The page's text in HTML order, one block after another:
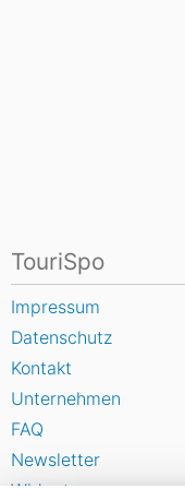
TouriSpo
Impressum
Datenschutz
Kontakt
Unternehmen
FAQ
Newsletter